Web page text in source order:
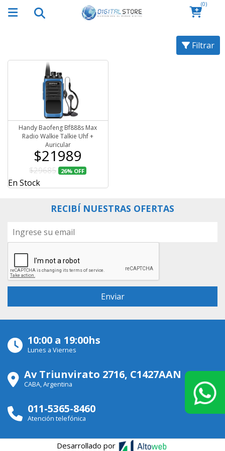
(0)
Filtrar
Handy Baofeng Bf888s Max
Radio Walkie Talkie Uhf +
Auricular
$21989
$29685 26% OFF
En Stock
RECIBÍ NUESTRAS OFERTAS
10:00 a 19:00hs
Lunes a Viernes
Av Triunvirato 2716, C1427AAN
CABA, Argentina
011-5365-8460
Atención telefónica
Desarrollado por